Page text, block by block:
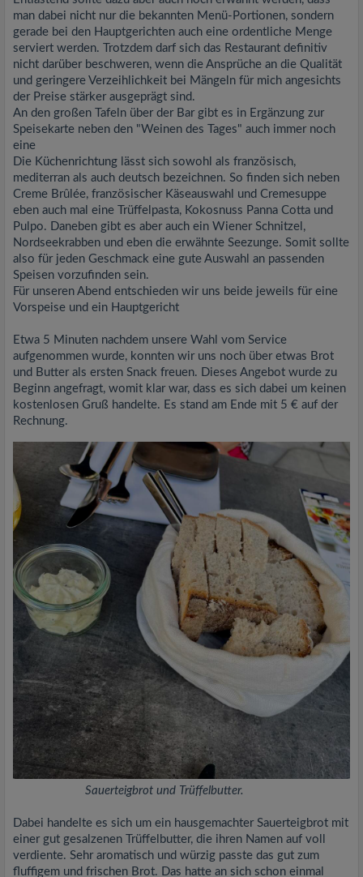
man dabei nicht nur die bekannten Menü-Portionen, sondern
gerade bei den Hauptgerichten auch eine ordentliche Menge
serviert werden. Trotzdem darf sich das Restaurant definitiv
nicht darüber beschweren, wenn die Ansprüche an die Qualität
und geringere Verzeihlichkeit bei Mängeln für mich angesichts
der Preise stärker ausgeprägt sind.
An den großen Tafeln über der Bar gibt es in Ergänzung zur
Speisekarte neben den "Weinen des Tages" auch immer noch
eine
Die Küchenrichtung lässt sich sowohl als französisch,
mediterran als auch deutsch bezeichnen. So finden sich neben
Creme Brûlée, französischer Käseauswahl und Cremesuppe
eben auch mal eine Trüffelpasta, Kokosnuss Panna Cotta und
Pulpo. Daneben gibt es aber auch ein Wiener Schnitzel,
Nordseekrabben und eben die erwähnte Seezunge. Somit sollte
also für jeden Geschmack eine gute Auswahl an passenden
Speisen vorzufinden sein.
Für unseren Abend entschieden wir uns beide jeweils für eine
Vorspeise und ein Hauptgericht
Etwa 5 Minuten nachdem unsere Wahl vom Service
aufgenommen wurde, konnten wir uns noch über etwas Brot
und Butter als ersten Snack freuen. Dieses Angebot wurde zu
Beginn angefragt, womit klar war, dass es sich dabei um keinen
kostenlosen Gruß handelte. Es stand am Ende mit 5 € auf der
Rechnung.
Sauerteigbrot und Trüffelbutter.
Dabei handelte es sich um ein hausgemachter Sauerteigbrot mit
einer gut gesalzenen Trüffelbutter, die ihren Namen auf voll
verdiente. Sehr aromatisch und würzig passte das gut zum
fluffigem und frischen Brot. Das hatte an sich schon einmal